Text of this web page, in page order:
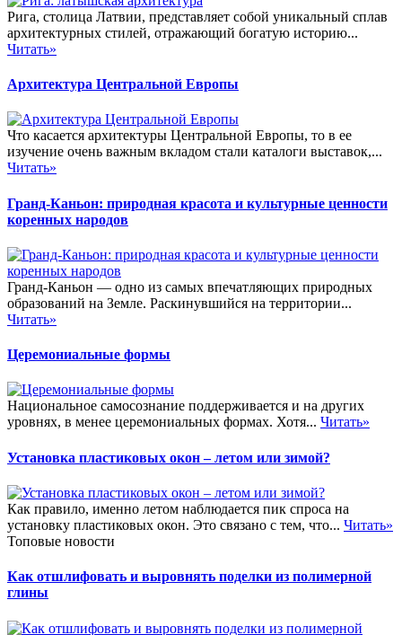
Рига, столица Латвии, представляет собой уникальный сплав
архитектурных стилей, отражающий богатую историю...
Читать»
Архитектура Центральной Европы
Что касается архитектуры Центральной Европы, то в ее
изучение очень важным вкладом стали каталоги выставок,...
Читать»
Гранд-Каньон: природная красота и культурные ценности
коренных народов
Гранд-Каньон — одно из самых впечатляющих природных
образований на Земле. Раскинувшийся на территории...
Читать»
Церемониальные формы
Национальное самосознание поддерживается и на других
уровнях, в менее церемониальных формах. Хотя... Читать»
Установка пластиковых окон – летом или зимой?
Как правило, именно летом наблюдается пик спроса на
установку пластиковых окон. Это связано с тем, что... Читать»
Топовые новости
Как отшлифовать и выровнять поделки из полимерной
глины